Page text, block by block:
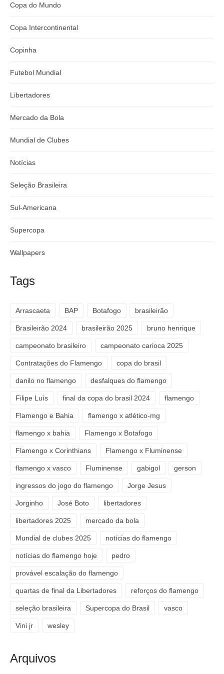
Copa do Mundo
Copa Intercontinental
Copinha
Futebol Mundial
Libertadores
Mercado da Bola
Mundial de Clubes
Notícias
Seleção Brasileira
Sul-Americana
Supercopa
Wallpapers
Tags
Arrascaeta BAP Botafogo brasileirão
Brasileirão 2024 brasileirão 2025 bruno henrique
campeonato brasileiro campeonato carioca 2025
Contratações do Flamengo copa do brasil
danilo no flamengo desfalques do flamengo
Filipe Luís final da copa do brasil 2024 flamengo
Flamengo e Bahia flamengo x atlético-mg
flamengo x bahia Flamengo x Botafogo
Flamengo x Corinthians Flamengo x Fluminense
flamengo x vasco Fluminense gabigol gerson
ingressos do jogo do flamengo Jorge Jesus
Jorginho José Boto libertadores
libertadores 2025 mercado da bola
Mundial de clubes 2025 notícias do flamengo
notícias do flamengo hoje pedro
provável escalação do flamengo
quartas de final da Libertadores reforços do flamengo
seleção brasileira Supercopa do Brasil vasco
Vini jr wesley
Arquivos